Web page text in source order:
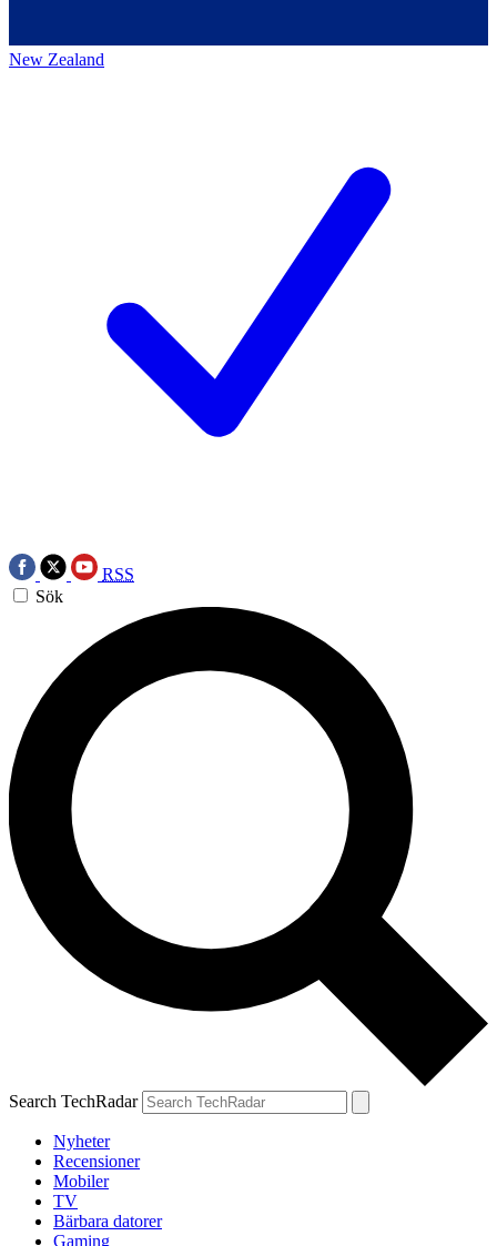
New Zealand
RSS
Sök
Search TechRadar
Nyheter
Recensioner
Mobiler
TV
Bärbara datorer
Gaming